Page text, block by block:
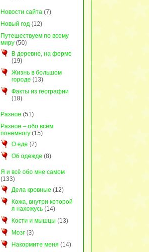
Новости сайта(7)
Новый год(12)
Путешествуем по всему
миру(50)
В деревне, на ферме
(19)
Жизнь в большом
городе (13)
Факты из географии
(18)
Разное (51)
Разное – обо всём
понемногу(15)
О еде (7)
Об одежде (8)
Я и всё обо мне самом
(133)
Дела кровные (12)
Кожа, внутри которой
я нахожусь(14)
Кости и мышцы (13)
Мозг(3)
Накормите меня (14)